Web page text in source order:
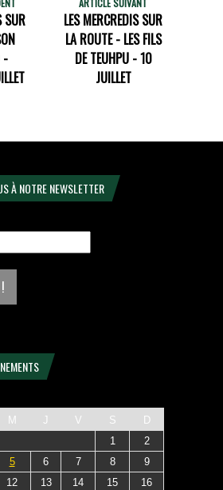
SUR
-
ARTICLE SUIVANT
LES MERCREDIS SUR
LA ROUTE - LES FILS
DE TEUHPU - 10
JUILLET
À NOTRE NEWSLETTER
M J V S
D
1
2
5 6 7 8
9
12 13 14 15 16